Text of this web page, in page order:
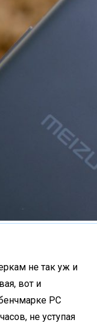
не так уж и
вот и
PC
не уступая